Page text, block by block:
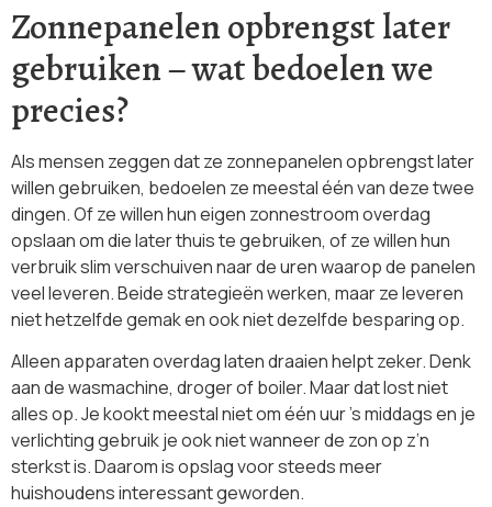
Zonnepanelen opbrengst later
gebruiken – wat bedoelen we
precies?
Als mensen zeggen dat ze zonnepanelen opbrengst later
willen gebruiken, bedoelen ze meestal één van deze twee
dingen. Of ze willen hun eigen zonnestroom overdag
opslaan om die later thuis te gebruiken, of ze willen hun
verbruik slim verschuiven naar de uren waarop de panelen
veel leveren. Beide strategieën werken, maar ze leveren
niet hetzelfde gemak en ook niet dezelfde besparing op.
Alleen apparaten overdag laten draaien helpt zeker. Denk
aan de wasmachine, droger of boiler. Maar dat lost niet
alles op. Je kookt meestal niet om één uur ’s middags en je
verlichting gebruik je ook niet wanneer de zon op z’n
sterkst is. Daarom is opslag voor steeds meer
huishoudens interessant geworden.